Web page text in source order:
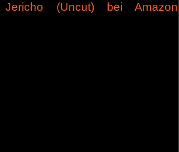
Jericho (Uncut) bei Amazon